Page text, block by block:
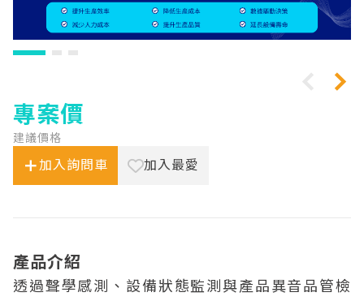
專案價
建議價格
加入詢問車 加入最愛
產品介紹
透過聲學感測、設備狀態監測與產品異音品管檢